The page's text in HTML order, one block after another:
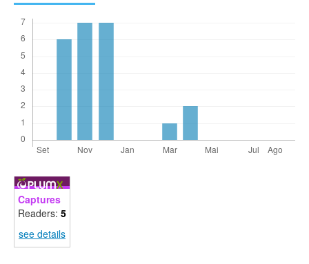
Captures
Readers: 5
see details